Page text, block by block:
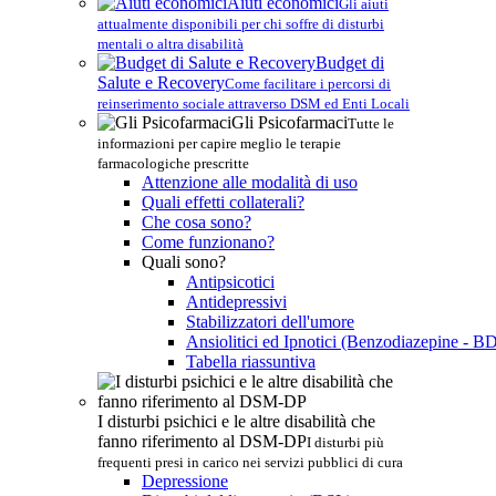
Gli aiuti
attualmente disponibili per chi soffre di disturbi
mentali o altra disabilità
Budget di
Salute e RecoveryCome facilitare i percorsi di
reinserimento sociale attraverso DSM ed Enti Locali
Gli PsicofarmaciTutte le
informazioni per capire meglio le terapie
farmacologiche prescritte
Attenzione alle modalità di uso
Quali effetti collaterali?
Che cosa sono?
Come funzionano?
Quali sono?
Antipsicotici
Antidepressivi
Stabilizzatori dell'umore
Ansiolitici ed Ipnotici (Benzodiazepine -
Tabella riassuntiva
I disturbi psichici e le altre disabilità che
fanno riferimento al DSM-DPI disturbi più
frequenti presi in carico nei servizi pubblici di cura
Depressione